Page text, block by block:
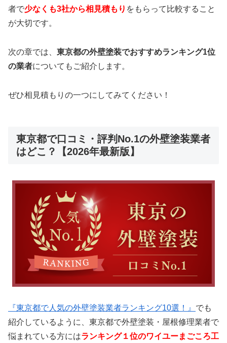
者で少なくも3社から相見積もり をもらって比較すること
が大切です。
次の章では、 東京都の外壁塗装でおすすめランキング1位
の業者についてもご紹介します。
ぜひ相見積もりの一つにしてみてください！
東京都で口コミ・評判No.1の外壁塗装業者
はどこ？【2026年最新版】
『東京都で人気の外壁塗装業者ランキング10選！』 でも
紹介しているように、東京都で外壁塗装・屋根修理業者で
悩まれている方にはランキング１位のワイユーまごころ工